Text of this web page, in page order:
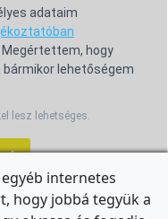
adataim
hogy
lehetőségem
lesz lehetséges.
internetes
hogy jobbá tegyük a